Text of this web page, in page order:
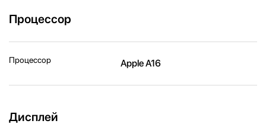
Процессор
Процессор Apple A16
Дисплей